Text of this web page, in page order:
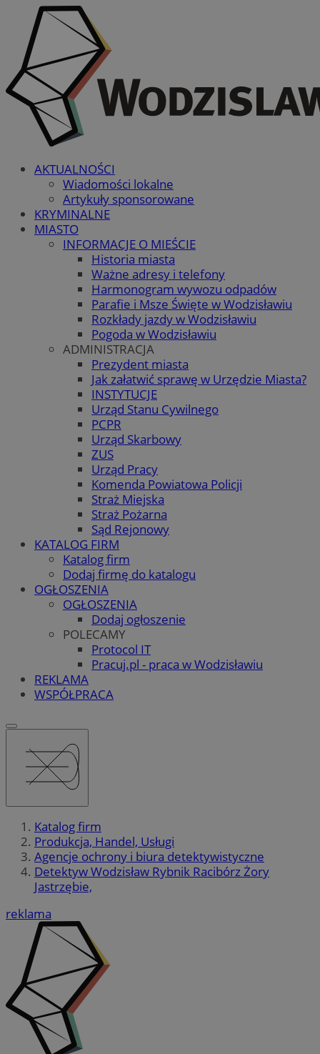
AKTUALNOŚCI
Wiadomości lokalne
Artykuły sponsorowane
KRYMINALNE
MIASTO
INFORMACJE O MIEŚCIE
Historia miasta
Ważne adresy i telefony
Harmonogram wywozu odpadów
Parafie i Msze Święte w Wodzisławiu
Rozkłady jazdy w Wodzisławiu
Pogoda w Wodzisławiu
ADMINISTRACJA
Prezydent miasta
Jak załatwić sprawę w Urzędzie Miasta?
INSTYTUCJE
Urząd Stanu Cywilnego
PCPR
Urząd Skarbowy
ZUS
Urząd Pracy
Komenda Powiatowa Policji
Straż Miejska
Straż Pożarna
Sąd Rejonowy
KATALOG FIRM
Katalog firm
Dodaj firmę do katalogu
OGŁOSZENIA
OGŁOSZENIA
Dodaj ogłoszenie
POLECAMY
Protocol IT
Pracuj.pl - praca w Wodzisławiu
REKLAMA
WSPÓŁPRACA
Katalog firm
Produkcja, Handel, Usługi
Agencje ochrony i biura detektywistyczne
Detektyw Wodzisław Rybnik Racibórz Żory
Jastrzębie,
reklama